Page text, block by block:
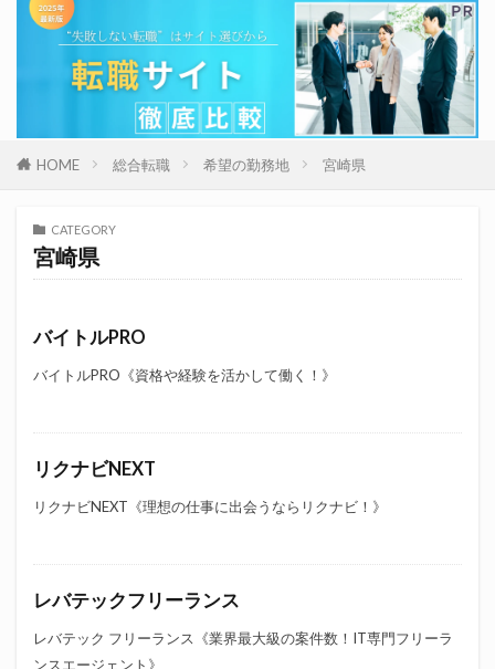
HOME 総合転職 希望の勤務地 宮崎県
CATEGORY
宮崎県
バイトルPRO
バイトルPRO《資格や経験を活かして働く！》
リクナビNEXT
リクナビNEXT《理想の仕事に出会うならリクナビ！》
レバテックフリーランス
レバテック フリーランス《業界最大級の案件数！IT専門フリーラ
ンスエージェント》